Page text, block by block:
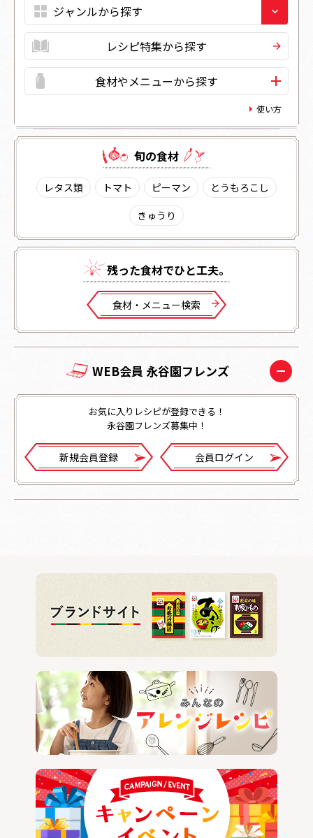
レシピ特集から探す
食材やメニューから探す
使い方
旬の⾷材
レタス類 トマト ピーマン
とうもろこし
きゅうり
残った⾷材でひと⼯夫。
⾷材・メニュー検索
WEB会員 永谷園フレンズ
お気に入りレシピが登録できる！
永谷園フレンズ募集中！
新規会員登録 会員ログイン